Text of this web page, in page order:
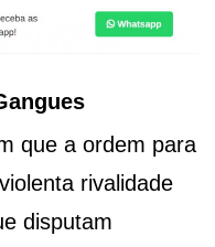
que a ordem para
rivalidade
disputam